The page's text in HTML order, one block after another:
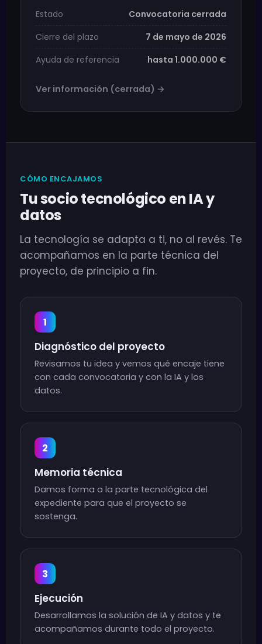
Estado
Convocatoria cerrada
Cierre del plazo
7 de mayo de 2026
Ayuda de referencia
hasta 1.000.000 €
Ver información (cerrada) →
CÓMO ENCAJAMOS
Tu socio tecnológico en IA y
datos
La tecnología se adapta a ti, no al revés. Te
acompañamos en la parte técnica del
proyecto, de principio a fin.
1
Diagnóstico del proyecto
Revisamos tu idea y vemos qué encaje tiene
con cada convocatoria y con la IA y los
datos.
2
Memoria técnica
Damos forma a la parte tecnológica del
expediente para que el proyecto se
sostenga.
3
Ejecución
Desarrollamos la solución de IA y datos y te
acompañamos durante todo el proyecto.